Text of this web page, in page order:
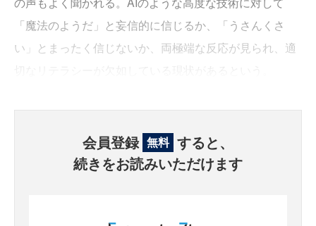
「魔法のようだ」と妄信的に信じるか、「うさんくさ
い」とまったく信じないか、両極端な反応が見られ、適
会員登録 無料 すると、
続きをお読みいただけます